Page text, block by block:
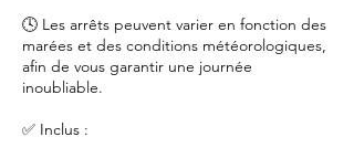
🕓 Les arrêts peuvent varier en fonction des
marées et des conditions météorologiques,
afin de vous garantir une journée
inoubliable.
✅ Inclus :